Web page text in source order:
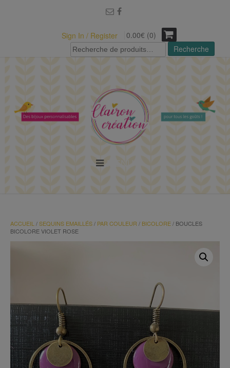
Sign In / Register
0.00€ (0)
Recherche
pour :
Recherche
ACCUEIL /SEQUINS EMAILLÉS/ PAR COULEUR / BICOLORE/ BOUCLES
BICOLORE VIOLET ROSE